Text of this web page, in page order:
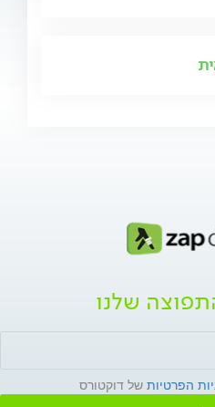
שלנו
הפרטיות של דוקטורס